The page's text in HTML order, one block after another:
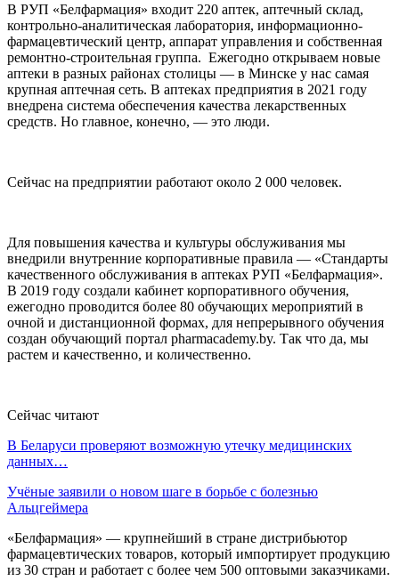
В РУП «Белфармация» входит 220 аптек, аптечный склад,
контрольно-аналитическая лаборатория, информационно-
фармацевтический центр, аппарат управления и собственная
ремонтно-строительная группа. Ежегодно открываем новые
аптеки в разных районах столицы — в Минске у нас самая
крупная аптечная сеть. В аптеках предприятия в 2021 году
внедрена система обеспечения качества лекарственных
средств. Но главное, конечно, — это люди.
Сейчас на предприятии работают около 2 000 человек.
Для повышения качества и культуры обслуживания мы
внедрили внутренние корпоративные правила — «Стандарты
качественного обслуживания в аптеках РУП «Белфармация».
В 2019 году создали кабинет корпоративного обучения,
ежегодно проводится более 80 обучающих мероприятий в
очной и дистанционной формах, для непрерывного обучения
создан обучающий портал pharmacademy.by. Так что да, мы
растем и качественно, и количественно.
Сейчас читают
В Беларуси проверяют возможную утечку медицинских
данных…
Учёные заявили о новом шаге в борьбе с болезнью
Альцгеймера
«Белфармация» — крупнейший в стране дистрибьютор
фармацевтических товаров, который импортирует продукцию
из 30 стран и работает с более чем 500 оптовыми заказчиками.